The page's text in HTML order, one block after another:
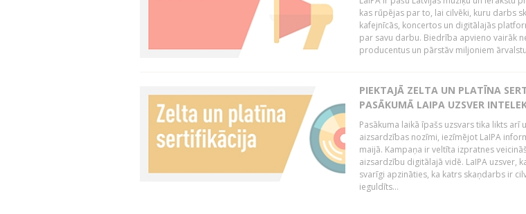
kas rūpējas par to, lai cilvēki, kuru darbs
kafejnīcās, koncertos un digitālajās
par savu darbu. Biedrība apvieno vairāk
producentus un pārstāv miljoniem
PIEKTAJĀ ZELTA UN PLATĪNA
PASĀKUMĀ LAIPA UZSVER
Pasākuma laikā īpašs uzsvars tika likts arī
aizsardzības nozīmi, iezīmējot LaIPA
maijā. Kampaņa ir veltīta izpratnes
aizsardzību digitālajā vidē. LaIPA uzsver,
svarīgi apzināties, ka katrs skaņdarbs ir
ieguldīts...